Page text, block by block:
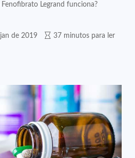
Legrand funciona?
de 2019 37 minutos para ler